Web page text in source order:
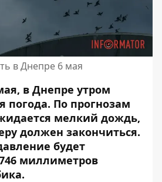
в Днепре 6 мая
в Днепре утром
погода. По прогнозам
мелкий дождь,
должен закончиться.
будет
миллиметров